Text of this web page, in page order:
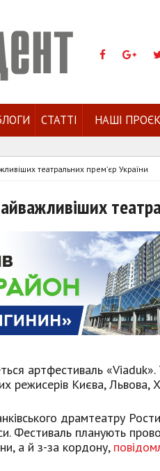
СТАТТІ НАШІ
театральних прем’єр України
артфестиваль
режисерів Києва, Львова,
драмтеатру
Фестиваль планують
а й з-за кордону,